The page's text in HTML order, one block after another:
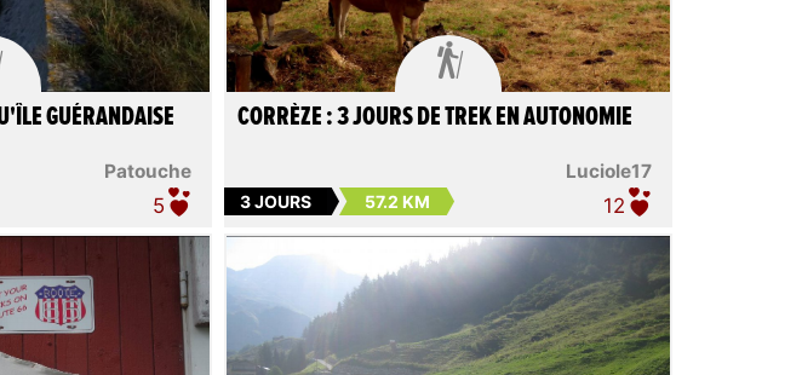
Patouche
GUÉRANDAISE
5

Luciole17
CORRÈZE : 3 JOURS DE TREK EN AUTONOMIE
3 JOURS 57.2 KM 12